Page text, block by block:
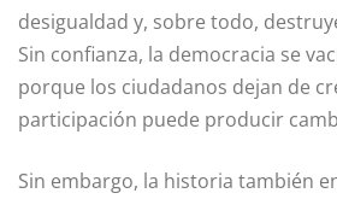
desigualdad y, sobre todo,
Sin confianza, la democracia se
porque los ciudadanos dejan de
participación puede producir
Sin embargo, la historia también